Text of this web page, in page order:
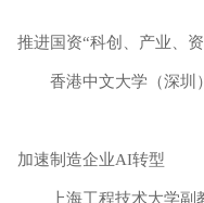
推进国资“科创、产业、
香港中文大学（深圳
加速制造企业AI转型
上海工程技术大学副